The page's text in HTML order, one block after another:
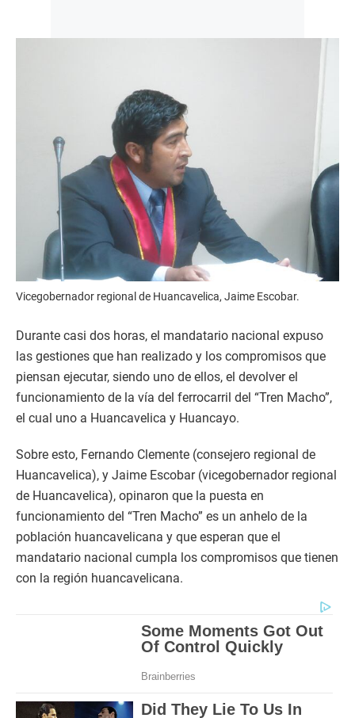
Vicegobernador regional de Huancavelica, Jaime Escobar.
Durante casi dos horas, el mandatario nacional expuso
las gestiones que han realizado y los compromisos que
piensan ejecutar, siendo uno de ellos, el devolver el
funcionamiento de la vía del ferrocarril del “Tren Macho”,
el cual uno a Huancavelica y Huancayo.
Sobre esto, Fernando Clemente (consejero regional de
Huancavelica), y Jaime Escobar (vicegobernador regional
de Huancavelica), opinaron que la puesta en
funcionamiento del “Tren Macho” es un anhelo de la
población huancavelicana y que esperan que el
mandatario nacional cumpla los compromisos que tienen
con la región huancavelicana.